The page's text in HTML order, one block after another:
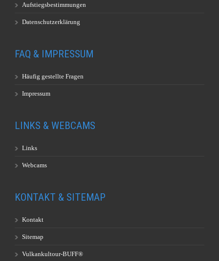
Aufstiegsbestimmungen
Datenschutzerklärung
FAQ & IMPRESSUM
Häufig gestellte Fragen
Impressum
LINKS & WEBCAMS
Links
Webcams
KONTAKT & SITEMAP
Kontakt
Sitemap
Vulkankultour-BUFF®